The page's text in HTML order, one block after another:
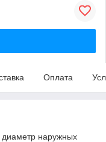
Оплата
диаметр наружных